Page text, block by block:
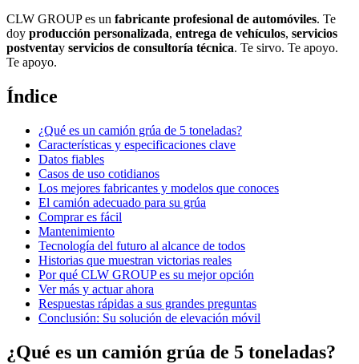
CLW GROUP es un fabricante profesional de automóviles. Te
doy producción personalizada, entrega de vehículos, servicios
postventay servicios de consultoría técnica. Te sirvo. Te apoyo.
Te apoyo.
Índice
¿Qué es un camión grúa de 5 toneladas?
Características y especificaciones clave
Datos fiables
Casos de uso cotidianos
Los mejores fabricantes y modelos que conoces
El camión adecuado para su grúa
Comprar es fácil
Mantenimiento
Tecnología del futuro al alcance de todos
Historias que muestran victorias reales
Por qué CLW GROUP es su mejor opción
Ver más y actuar ahora
Respuestas rápidas a sus grandes preguntas
Conclusión: Su solución de elevación móvil
¿Qué es un camión grúa de 5 toneladas?